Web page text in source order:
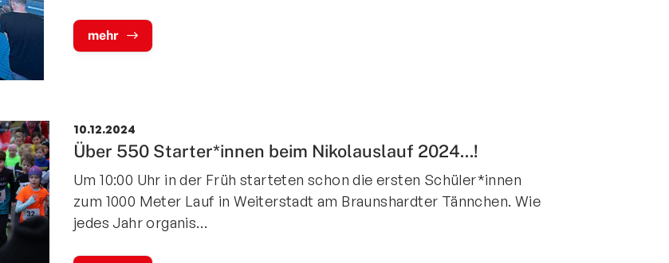
mehr
10.12.2024
Über 550 Starter*innen beim Nikolauslauf 2024...!
Um 10:00 Uhr in der Früh starteten schon die ersten Schüler*innen
zum 1000 Meter Lauf in Weiterstadt am Braunshardter Tännchen. Wie
jedes Jahr organis…
Mitglieder-Service
Downloads
Alles zur Mitgliedschaft
Fragen & Antworten
Vereinsapp
1899 e.V.
Jahnstraße 20